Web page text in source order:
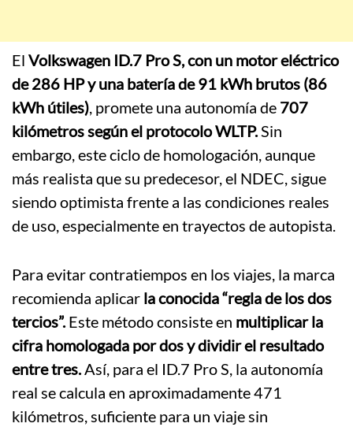
El Volkswagen ID.7 Pro S, con un motor eléctrico
de 286 HP y una batería de 91 kWh brutos (86
kWh útiles), promete una autonomía de 707
kilómetros según el protocolo WLTP.Sin
embargo, este ciclo de homologación, aunque
más realista que su predecesor, el NDEC, sigue
siendo optimista frente a las condiciones reales
de uso, especialmente en trayectos de autopista.
Para evitar contratiempos en los viajes, la marca
recomienda aplicar la conocida “regla de los dos
tercios”.Este método consiste en multiplicar la
cifra homologada por dos y dividir el resultado
entre tres.Así, para el ID.7 Pro S, la autonomía
real se calcula en aproximadamente 471
kilómetros, suficiente para un viaje sin